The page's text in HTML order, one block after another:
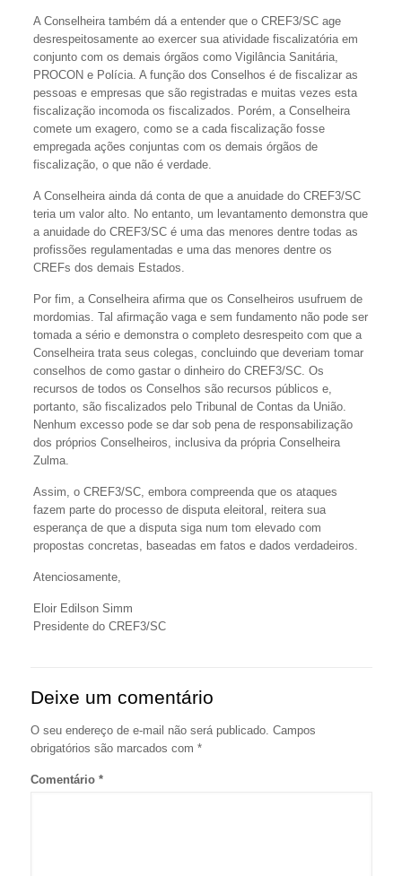
A Conselheira também dá a entender que o CREF3/SC age
desrespeitosamente ao exercer sua atividade fiscalizatória em
conjunto com os demais órgãos como Vigilância Sanitária,
PROCON e Polícia. A função dos Conselhos é de fiscalizar as
pessoas e empresas que são registradas e muitas vezes esta
fiscalização incomoda os fiscalizados. Porém, a Conselheira
comete um exagero, como se a cada fiscalização fosse
empregada ações conjuntas com os demais órgãos de
fiscalização, o que não é verdade.
A Conselheira ainda dá conta de que a anuidade do CREF3/SC
teria um valor alto. No entanto, um levantamento demonstra que
a anuidade do CREF3/SC é uma das menores dentre todas as
profissões regulamentadas e uma das menores dentre os
CREFs dos demais Estados.
Por fim, a Conselheira afirma que os Conselheiros usufruem de
mordomias. Tal afirmação vaga e sem fundamento não pode ser
tomada a sério e demonstra o completo desrespeito com que a
Conselheira trata seus colegas, concluindo que deveriam tomar
conselhos de como gastar o dinheiro do CREF3/SC. Os
recursos de todos os Conselhos são recursos públicos e,
portanto, são fiscalizados pelo Tribunal de Contas da União.
Nenhum excesso pode se dar sob pena de responsabilização
dos próprios Conselheiros, inclusiva da própria Conselheira
Zulma.
Assim, o CREF3/SC, embora compreenda que os ataques
fazem parte do processo de disputa eleitoral, reitera sua
esperança de que a disputa siga num tom elevado com
propostas concretas, baseadas em fatos e dados verdadeiros.
Atenciosamente,
Eloir Edilson Simm
Presidente do CREF3/SC
Deixe um comentário
O seu endereço de e-mail não será publicado. Campos
obrigatórios são marcados com *
Comentário *